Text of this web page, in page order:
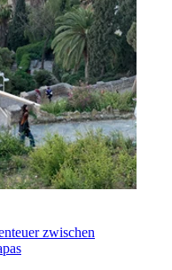
zwischen